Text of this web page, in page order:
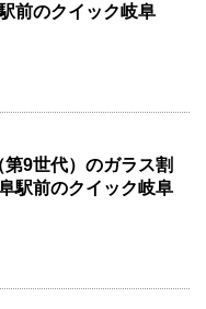
前のクイック岐阜
第9世代）のガラス割
駅前のクイック岐阜